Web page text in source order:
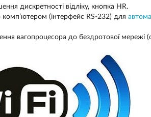
дискретності відліку, кнопка HR.
(інтерфейс RS-232) для
вагопроцесора до бездротової мережі